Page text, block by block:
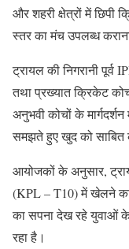
और शहरी क्षेत्रों में छिपी
स्तर का मंच उपलब्ध
ट्रायल की निगरानी
तथा प्रख्यात क्रिकेट कोच
अनुभवी कोचों के
समझते हुए खुद को साबित
आयोजकों के अनुसार,
(KPL – T10) में खेलने
का सपना देख रहे युवाओं
रहा है।